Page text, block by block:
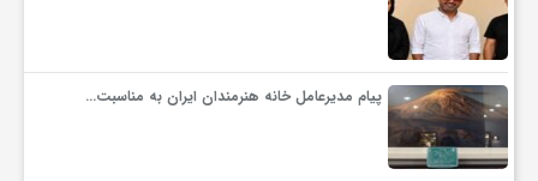
پیام مدیرعامل خانه هنرمندان ایران به مناسبت…